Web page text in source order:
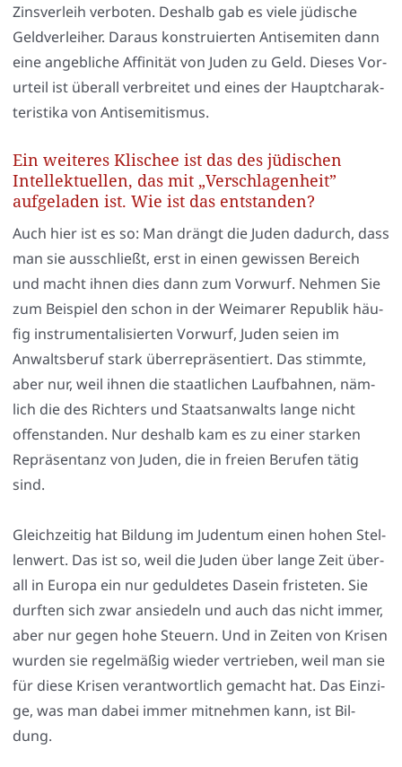
Zins­ver­leih ver­bo­ten. Des­halb gab es vie­le jüdi­sche
Geld­ver­lei­her. Dar­aus kon­stru­ier­ten Anti­se­mi­ten dann
eine angeb­li­che Affi­ni­tät von Juden zu Geld. Die­ses Vor­
ur­teil ist über­all ver­brei­tet und eines der Haupt­cha­rak­
te­ris­ti­ka von Anti­se­mi­tis­mus.
Ein weiteres Klischee ist das des jüdischen
Intellektuellen, das mit „Verschlagenheit”
aufgeladen ist. Wie ist das entstanden?
Auch hier ist es so: Man drängt die Juden dadurch, dass
man sie aus­schließt, erst in einen gewis­sen Bereich
und macht ihnen dies dann zum Vor­wurf. Neh­men Sie
zum Bei­spiel den schon in der Wei­ma­rer Repu­blik häu­
fig instru­men­ta­li­sier­ten Vor­wurf, Juden sei­en im
Anwalts­be­ruf stark über­re­prä­sen­tiert. Das stimm­te,
aber nur, weil ihnen die staat­li­chen Lauf­bah­nen, näm­
lich die des Rich­ters und Staats­an­walts lan­ge nicht
offen­stan­den. Nur des­halb kam es zu einer star­ken
Reprä­sen­tanz von Juden, die in frei­en Beru­fen tätig
sind.
Gleich­zei­tig hat Bil­dung im Juden­tum einen hohen Stel­
len­wert. Das ist so, weil die Juden über lan­ge Zeit über­
all in Euro­pa ein nur gedul­de­tes Dasein fris­te­ten. Sie
durf­ten sich zwar ansie­deln und auch das nicht immer,
aber nur gegen hohe Steu­ern. Und in Zei­ten von Kri­sen
wur­den sie regel­mä­ßig wie­der ver­trie­ben, weil man sie
für die­se Kri­sen ver­ant­wort­lich gemacht hat. Das Ein­zi­
ge, was man dabei immer mit­neh­men kann, ist Bil­
dung.